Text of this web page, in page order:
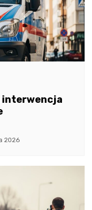
interwencja
2026